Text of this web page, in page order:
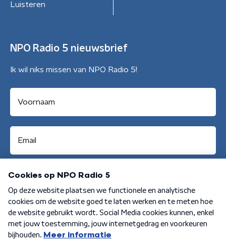
Luisteren
NPO Radio 5 nieuwsbrief
Ik wil niks missen van NPO Radio 5!
Aanmelden
Algemene voorwaarden Privacybeleid